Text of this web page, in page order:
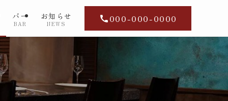
バー
BAR
お知らせ
NEWS 000-000-0000